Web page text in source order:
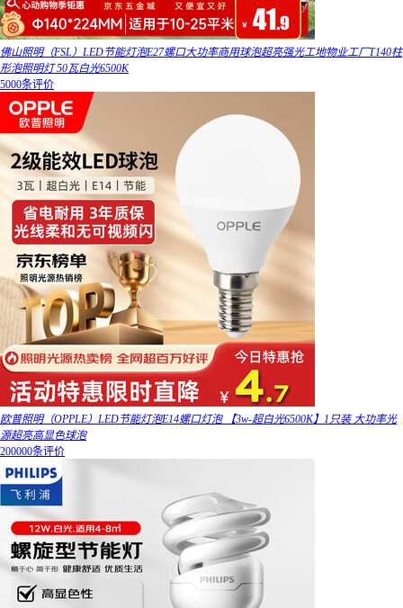
佛山照明（FSL）LED节能灯泡E27螺口大功率商用球泡超亮强光工地物业工厂T140柱
形泡照明灯 50瓦白光6500K
5000条评价
欧普照明（OPPLE）LED节能灯泡E14螺口灯泡 【3w-超白光6500K】1只装 大功率光
源超亮高显色球泡
200000条评价